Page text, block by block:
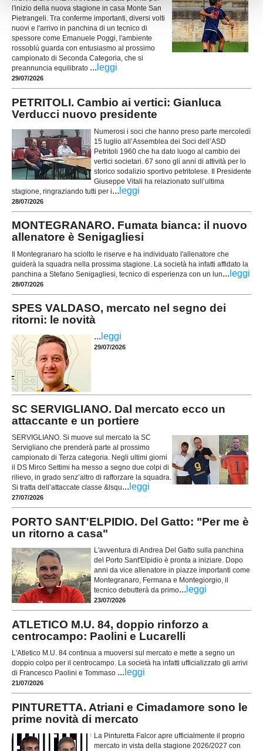
l'inizio della nuova stagione in casa Monte San
Pietrangeli. Tra conferme importanti, diversi volti
nuovi e l'arrivo in panchina di un tecnico di
spessore come Emanuele Poggi, l'ambiente
rossoblù guarda con entusiasmo al prossimo
campionato di Seconda Categoria, che si
preannuncia equilibrato ... leggi
29/07/2026
PETRITOLI. Cambio ai vertici: Gianluca
Verducci nuovo presidente
Numerosi i soci che hanno preso parte mercoledì
15 luglio all’Assemblea dei Soci dell’ASD
Petritoli 1960 che ha dato luogo al cambio dei
vertici societari. 67 sono gli anni di attività per lo
storico sodalizio sportivo petritolese. Il Presidente
Giuseppe Vitali ha relazionato sull’ultima
stagione, ringraziando tutti per i... leggi
28/07/2026
MONTEGRANARO. Fumata bianca: il nuovo
allenatore è Senigagliesi
Il Montegranaro ha sciolto le riserve e ha individuato l'allenatore che
guiderà la squadra nella prossima stagione. La società ha infatti affidato la
panchina a Stefano Senigagliesi, tecnico di esperienza con un lun... leggi
28/07/2026
SPES VALDASO, mercato nel segno dei
ritorni: le novità
... leggi
29/07/2026
SC SERVIGLIANO. Dal mercato ecco un
attaccante e un portiere
SERVIGLIANO. Si muove sul mercato la SC
Servigliano che prenderà parte al prossimo
campionato di Terza categoria. Negli ultimi giorni
il DS Mirco Settimi ha messo a segno due colpi di
rilievo, in grado senz’altro di rafforzare la squadra.
Si tratta dell’attaccate classe &lsqu... leggi
27/07/2026
PORTO SANT'ELPIDIO. Del Gatto: "Per me è
un ritorno a casa"
L'avventura di Andrea Del Gatto sulla panchina
del Porto Sant'Elpidio è pronta a iniziare. Dopo
anni da vice allenatore in piazze importanti come
Montegranaro, Fermana e Montegiorgio, il
tecnico debutterà da primo... leggi
23/07/2026
ATLETICO M.U. 84, doppio rinforzo a
centrocampo: Paolini e Lucarelli
L'Atletico M.U. 84 continua a muoversi sul mercato e mette a segno un
doppio colpo per il centrocampo. La società ha infatti ufficializzato gli arrivi
di Francesco Paolini e Tommaso ... leggi
21/07/2026
PINTURETTA. Atriani e Cimadamore sono le
prime novità di mercato
La Pinturetta Falcor apre ufficialmente il proprio
mercato in vista della stagione 2026/2027 con